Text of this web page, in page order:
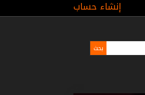
إنشاء حساب